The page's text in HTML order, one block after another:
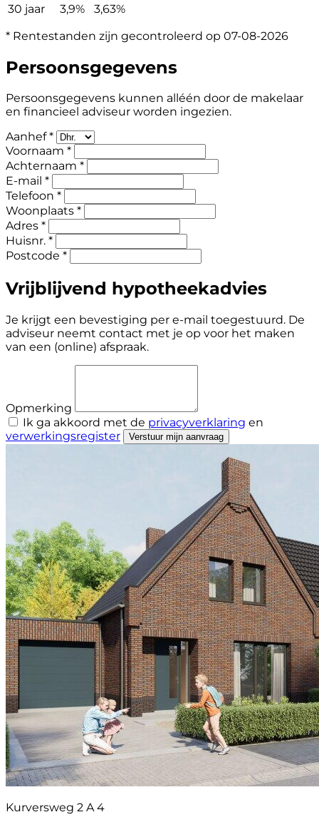
30 jaar
3,9%
3,63%
* Rentestanden zijn gecontroleerd op 07-08-2026
Persoonsgegevens
Persoonsgegevens kunnen alléén door de makelaar
en financieel adviseur worden ingezien.
Aanhef *
Voornaam *
Achternaam *
E-mail *
Telefoon *
Woonplaats *
Adres *
Huisnr. *
Postcode *
Vrijblijvend hypotheekadvies
Je krijgt een bevestiging per e-mail toegestuurd. De
adviseur neemt contact met je op voor het maken
van een (online) afspraak.
Opmerking
Ik ga akkoord met de privacyverklaring en
verwerkingsregister
Verstuur mijn aanvraag
Kurversweg 2 A 4